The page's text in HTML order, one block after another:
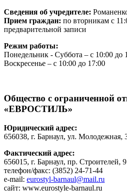
Сведения об учредителе:
Прием граждан: по вторникам с
предварительной записи
Режим работы:
Понедельник - Суббота – с 10:00 до
Воскресенье – с 10:00 до 17:00
Общество с ограниченной
«ЕВРОСТИЛЬ»
Юридический адрес:
656038, г. Барнаул, ул. Молодежная,
Фактический адрес:
656015, г. Барнаул, пр. Строителей, 9
телефон/факс: (3852) 24-71-44
е-mail: eurostyl-barnaul@mail.ru
сайт: www.eurostyle-barnaul.ru